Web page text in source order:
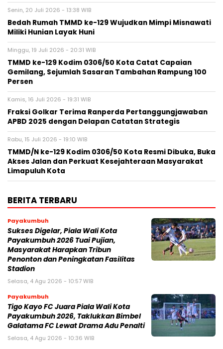
Senin, 20 Juli 2026 - 13:38 WIB
Bedah Rumah TMMD ke-129 Wujudkan Mimpi Misnawati
Miliki Hunian Layak Huni
Minggu, 19 Juli 2026 - 20:31 WIB
TMMD ke-129 Kodim 0306/50 Kota Catat Capaian
Gemilang, Sejumlah Sasaran Tambahan Rampung 100
Persen
Kamis, 16 Juli 2026 - 19:31 WIB
Fraksi Golkar Terima Ranperda Pertanggungjawaban
APBD 2025 dengan Delapan Catatan Strategis
Rabu, 15 Juli 2026 - 19:10 WIB
TMMD/N ke-129 Kodim 0306/50 Kota Resmi Dibuka, Buka
Akses Jalan dan Perkuat Kesejahteraan Masyarakat
Limapuluh Kota
BERITA TERBARU
Payakumbuh
Sukses Digelar, Piala Wali Kota
Payakumbuh 2026 Tuai Pujian,
Masyarakat Harapkan Tribun
Penonton dan Peningkatan Fasilitas
Stadion
Selasa, 4 Agu 2026 - 10:57 WIB
Payakumbuh
Tigo Kayo FC Juara Piala Wali Kota
Payakumbuh 2026, Taklukkan Bimbel
Galatama FC Lewat Drama Adu Penalti
Selasa, 4 Agu 2026 - 10:36 WIB